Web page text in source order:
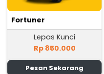
Fortuner
Lepas Kunci
Rp 850.000
Pesan Sekarang